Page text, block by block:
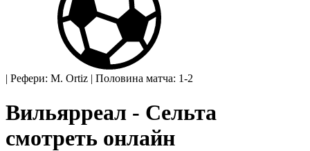
| Рефери: M. Ortiz | Половина матча: 1-2
Вильярреал - Сельта
смотреть онлайн